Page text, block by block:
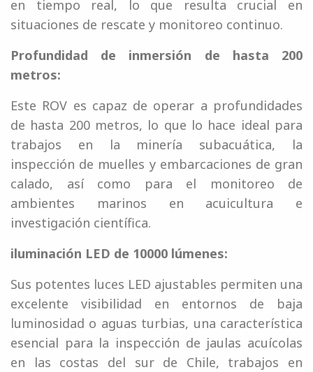
en tiempo real, lo que resulta crucial en
situaciones de rescate y monitoreo continuo.
Profundidad de inmersión de hasta 200
metros:
Este ROV es capaz de operar a profundidades
de hasta 200 metros, lo que lo hace ideal para
trabajos en la minería subacuática, la
inspección de muelles y embarcaciones de gran
calado, así como para el monitoreo de
ambientes marinos en acuicultura e
investigación científica.
iluminación LED de 10000 lúmenes:
Sus potentes luces LED ajustables permiten una
excelente visibilidad en entornos de baja
luminosidad o aguas turbias, una característica
esencial para la inspección de jaulas acuícolas
en las costas del sur de Chile, trabajos en